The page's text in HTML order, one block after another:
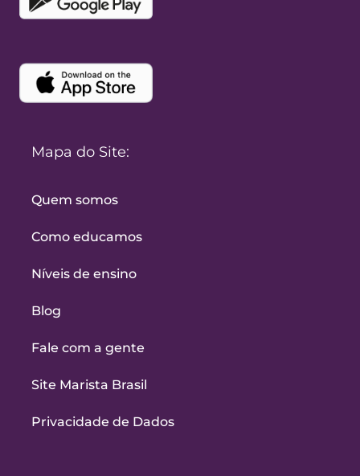
Mapa do Site:
Quem somos
Como educamos
Níveis de ensino
Blog
Fale com a gente
Site Marista Brasil
Privacidade de Dados